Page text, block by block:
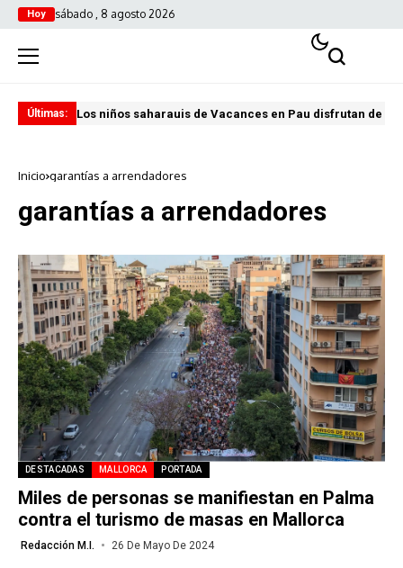
Hoy sábado , 8 agosto 2026
Últimas: Los niños saharauis de Vacances en Pau disfrutan de
Inicio garantías a arrendadores
garantías a arrendadores
DESTACADAS MALLORCA PORTADA
Miles de personas se manifiestan en Palma
contra el turismo de masas en Mallorca
Redacción M.I. 26 De Mayo De 2024